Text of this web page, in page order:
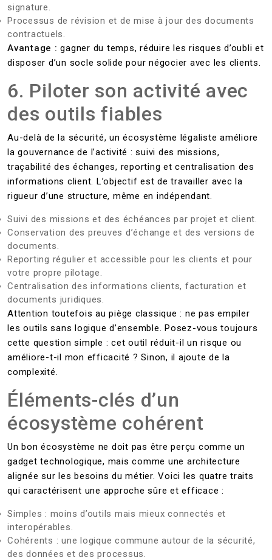
signature.
Processus de révision et de mise à jour des documents
contractuels.
Avantage : gagner du temps, réduire les risques d’oubli et
disposer d’un socle solide pour négocier avec les clients.
6. Piloter son activité avec
des outils fiables
Au-delà de la sécurité, un écosystème légaliste améliore
la gouvernance de l’activité : suivi des missions,
traçabilité des échanges, reporting et centralisation des
informations client. L’objectif est de travailler avec la
rigueur d’une structure, même en indépendant.
Suivi des missions et des échéances par projet et client.
Conservation des preuves d’échange et des versions de
documents.
Reporting régulier et accessible pour les clients et pour
votre propre pilotage.
Centralisation des informations clients, facturation et
documents juridiques.
Attention toutefois au piège classique : ne pas empiler
les outils sans logique d’ensemble. Posez-vous toujours
cette question simple : cet outil réduit-il un risque ou
améliore-t-il mon efficacité ? Sinon, il ajoute de la
complexité.
Éléments-clés d’un
écosystème cohérent
Un bon écosystème ne doit pas être perçu comme un
gadget technologique, mais comme une architecture
alignée sur les besoins du métier. Voici les quatre traits
qui caractérisent une approche sûre et efficace :
Simples : moins d’outils mais mieux connectés et
interopérables.
Cohérents : une logique commune autour de la sécurité,
des données et des processus.